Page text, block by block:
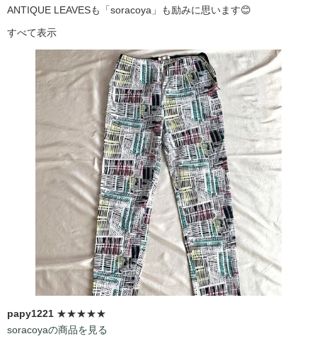
ANTIQUE LEAVESも「soracoya」も励みに思います😊
すべて表示
papy1221 ★★★★★
soracoyaの商品を見る